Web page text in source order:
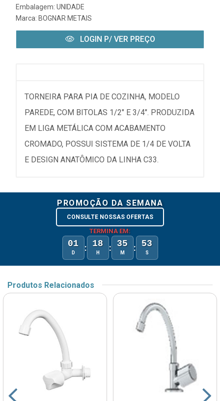
Embalagem: UNIDADE
Marca: BOGNAR METAIS
LOGIN P/ VER PREÇO
TORNEIRA PARA PIA DE COZINHA, MODELO
PAREDE, COM BITOLAS 1/2" E 3/4". PRODUZIDA
EM LIGA METÁLICA COM ACABAMENTO
CROMADO, POSSUI SISTEMA DE 1/4 DE VOLTA
E DESIGN ANATÔMICO DA LINHA C33.
PROMOÇÃO DA SEMANA
CONSULTE NOSSAS OFERTAS
TERMINA EM:
01
D : 18
H : 35
M : 53
S
Produtos Relacionados